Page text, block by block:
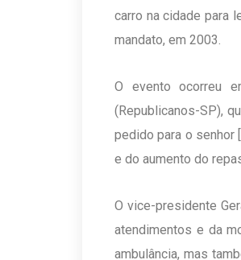
carro na cidade para
mandato, em 2003.
O evento ocorreu
(Republicanos-SP),
pedido para o senhor
e do aumento do
O vice-presidente
atendimentos e da
ambulância, mas